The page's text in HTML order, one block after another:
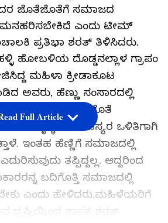
ಜೊತೆಜೊತೆಗೆ ಸಮಾಜದ
ಎಂದು ಟೀಮ್
ಪ್ರತಿಭಾ ಶರತ್ ತಿಳಿಸಿದರು.
ಹೋಬಳಿಯ ದೊಡ್ಡನಲ್ಲಾಳ ಗ್ರಾಪಂ
ಮಹಿಳಾ ಕ್ರೀಡಾಕೂಟ
ಅವರು, ಹೆಣ್ಣು ಸಂಸಾರದಲ್ಲಿ
ಹಲವು ಸಮಸ್ಯೆಗಳ ಜೊತೆ
ಅಭಿವೃದ್ಧಿಗಾಗಿ, ಸದಸ್ಯರ ಒಳಿತಿಗಾಗಿ
ಇಂತಹ ಹೆಣ್ಣಿಗೆ ಸಮಾಜದಲ್ಲಿ
ತಪ್ಪಿದ್ದಲ್ಲ. ಆದ್ದರಿಂದ
ಬದಿಗೊತ್ತಿ ಸಮಾಜದಲ್ಲಿ
ಎಂದು ಹೇಳಿದರು.ಮಹಿಳೆಯರಿಗೆ
ದೃಷ್ಟಿಯಿಂದ ಶಾಸಕ ಶರತ್
Full Article